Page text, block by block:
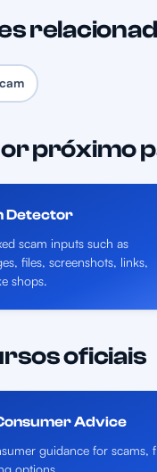
próximo
Detector
scam inputs such as
files, screenshots, links,
shops.
oficiais
Advice
guidance for scams,
options.